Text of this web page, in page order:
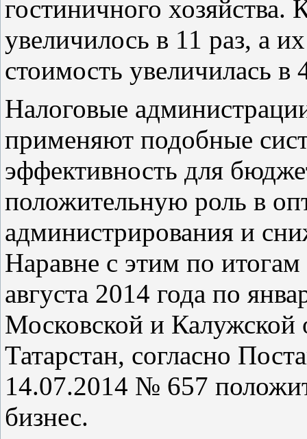
гостиничного хозяйства.
увеличилось в 11 раз, а
стоимость увеличилась в
Налоговые
применяют подобные
эффективность для
положительную роль в
администрирования и
Наравне с этим по
августа 2014 года по
Московской и Калужской
Татарстан, согласно
14.07.2014 № 657
бизнес.